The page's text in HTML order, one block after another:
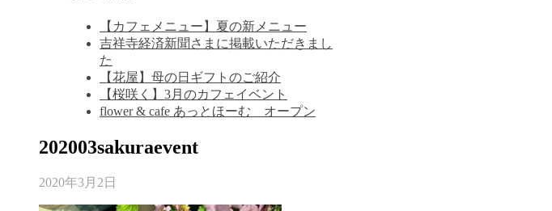
【カフェメニュー】夏の新メニュー
吉祥寺経済新聞さまに掲載いただきまし
た
【花屋】母の日ギフトのご紹介
【桜咲く】3月のカフェイベント
flower & cafe あっとほーむ オープン
202003sakuraevent
2020年3月2日